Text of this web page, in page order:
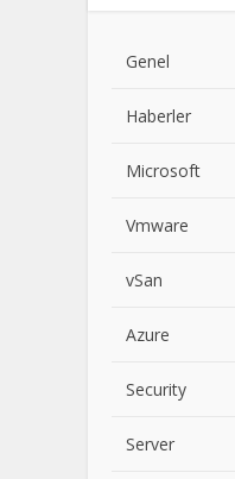
Genel
Haberler
Microsoft
Vmware
vSan
Azure
Security
Server